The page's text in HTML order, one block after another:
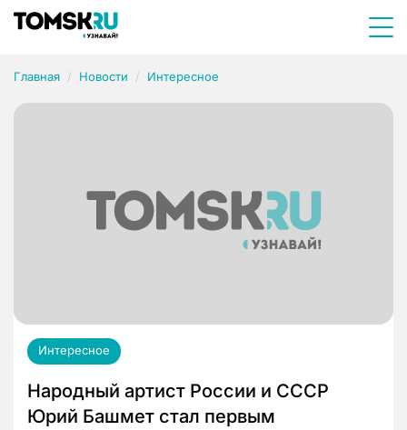
Главная Новости Интересное
Интересное
Народный артист России и СССР
Юрий Башмет стал первым